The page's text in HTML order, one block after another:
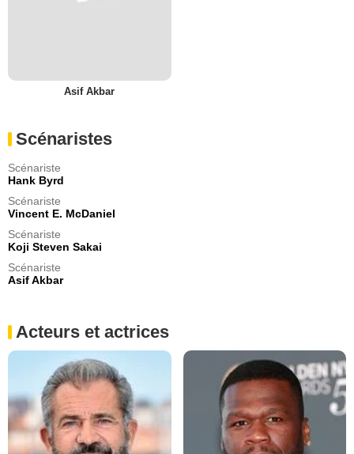
Asif Akbar
Scénaristes
Scénariste
Hank Byrd
Scénariste
Vincent E. McDaniel
Scénariste
Koji Steven Sakai
Scénariste
Asif Akbar
Acteurs et actrices